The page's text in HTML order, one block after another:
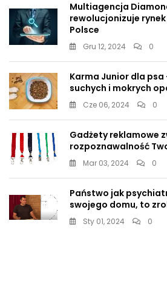
Multiagencja
rewolucjonizuje
Polsce
Gru 12, 2024 0
Karma Junior dla
suchych i mokrych
Cze 06, 2024 0
Gadżety reklamowe
rozpoznawalność
Mar 03, 2024 0
Państwo jak
swojego domu, to
Sty 01, 2024 0